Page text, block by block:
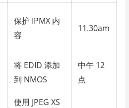
保护 IPMX 内
容
11.30am
将 EDID 添加
到 NMOS
中午 12
点
使用 JPEG XS